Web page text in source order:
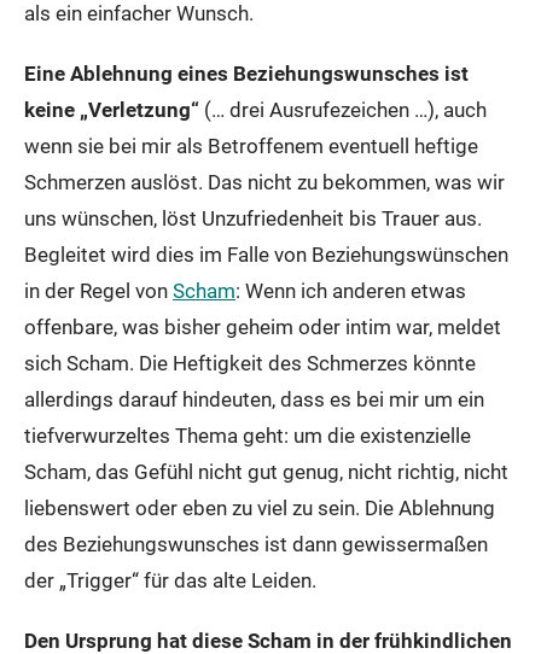
als ein einfacher Wunsch.
Eine Ablehnung eines Beziehungswunsches ist
keine „Verletzung“ (… drei Ausrufezeichen …), auch
wenn sie bei mir als Betroffenem eventuell heftige
Schmerzen auslöst. Das nicht zu bekommen, was wir
uns wünschen, löst Unzufriedenheit bis Trauer aus.
Begleitet wird dies im Falle von Beziehungswünschen
in der Regel von Scham: Wenn ich anderen etwas
offenbare, was bisher geheim oder intim war, meldet
sich Scham. Die Heftigkeit des Schmerzes könnte
allerdings darauf hindeuten, dass es bei mir um ein
tiefverwurzeltes Thema geht: um die existenzielle
Scham, das Gefühl nicht gut genug, nicht richtig, nicht
liebenswert oder eben zu viel zu sein. Die Ablehnung
des Beziehungswunsches ist dann gewissermaßen
der „Trigger“ für das alte Leiden.
Den Ursprung hat diese Scham in der frühkindlichen